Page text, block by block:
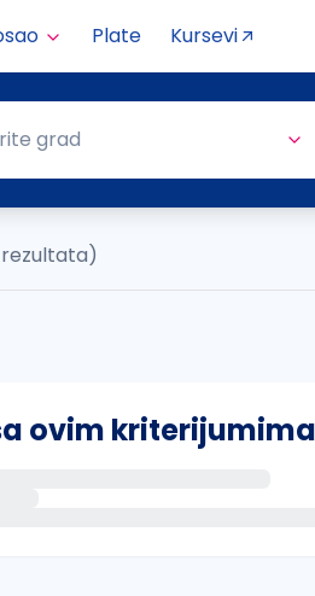
Plate Kursevi
grad
ovim